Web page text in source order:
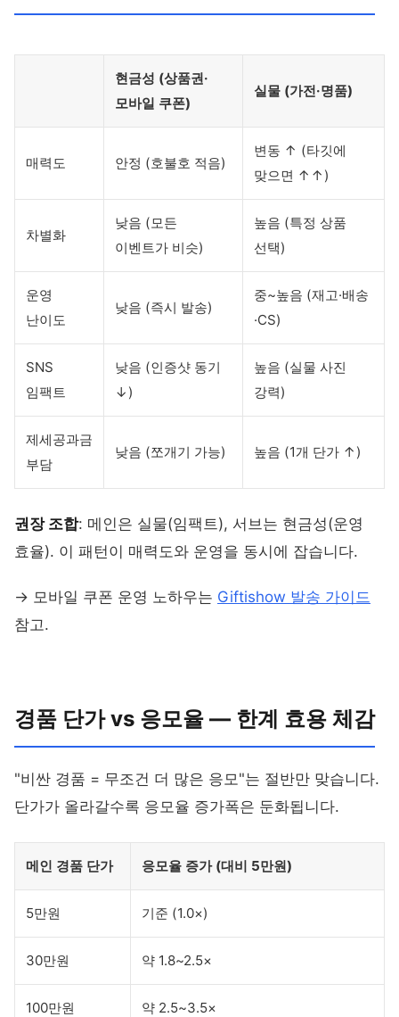
현금성 (상품권·
모바일 쿠폰)
실물 (가전·명품)
매력도 안정 (호불호 적음)
변동 ↑ (타깃에
맞으면 ↑↑)
차별화
낮음 (모든
이벤트가 비슷)
높음 (특정 상품
선택)
운영
난이도
낮음 (즉시 발송)
중~높음 (재고·배송
·CS)
SNS
임팩트
낮음 (인증샷 동기
↓)
높음 (실물 사진
강력)
제세공과금
부담
낮음 (쪼개기 가능) 높음 (1개 단가 ↑)
권장 조합: 메인은 실물(임팩트), 서브는 현금성(운영
효율). 이 패턴이 매력도와 운영을 동시에 잡습니다.
→ 모바일 쿠폰 운영 노하우는 Giftishow 발송 가이드
참고.
경품 단가 vs 응모율 — 한계 효용 체감
"비싼 경품 = 무조건 더 많은 응모"는 절반만 맞습니다.
단가가 올라갈수록 응모율 증가폭은 둔화됩니다.
메인 경품 단가 응모율 증가 (대비 5만원)
5만원 기준 (1.0×)
30만원 약 1.8~2.5×
100만원 약 2.5~3.5×